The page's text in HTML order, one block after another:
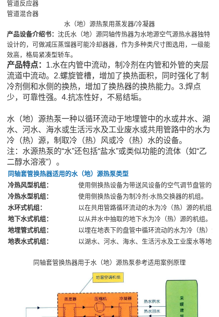
管道反应器
管道混合器
水（地）源热泵用蒸发器/冷凝器
产品设备介绍书：沈氏水（地）源同轴传热器为水地源空气源热水器独特
设计的，可做减压蒸馏器可能冷却器器，作为多种类尺寸图选用，一级能
效高，格局紧凑型轿车。
产品特点： 1.水在内管中流动，制冷剂在内管和外管的夹层
流道中流动。2.螺旋管槽，增加了换热面积，同时强化了制
冷剂侧和水侧的换热，增加了换热器的换热能力。3.焊点
少，可靠性强。4.抗冻性好，不易结垢。
水（地）源热泵一种以循环流动于地埋管中的水或井水、湖
水、河水、海水或生活污水及工业废水或共用管路中的水为
冷（热）源，制取冷（热）风或冷（热）水的设备。
注：水源热泵的“水”还包括“盐水”或类似功能的流体（如“乙
二醇水溶液”）。
同轴套管换热器适用的水（地）源热泵类型
冷热风型机组：
使用侧换热设备为带送风设备的空气调节盘管的
冷热水型机组：
使用侧换热设备为制冷剂-水热交换器的机组。
水环式机组：
以在共用管路循环流动的水为冷（热）源的机组。
地下水式机组：
以从井水中抽取的地下水为冷（热）源的机组。
地埋管式机组：
以埋在地表下的盘管中循环流动的水为冷（热）
地表水式机组：
以湖水、河水、海水、生活污水及工业废水等地
同轴套管换热器用于水（地）源热泵参考适用案例原理